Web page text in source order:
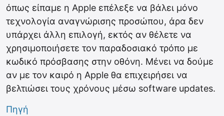
όπως είπαμε η Apple επέλεξε να βάλει μόνο
τεχνολογία αναγνώρισης προσώπου, άρα δεν
υπάρχει άλλη επιλογή, εκτός αν θέλετε να
χρησιμοποιήσετε τον παραδοσιακό τρόπο με
κωδικό πρόσβασης στην οθόνη. Μένει να δούμε
αν με τον καιρό η Apple θα επιχειρήσει να
βελτιώσει τους χρόνους μέσω software updates.
Πηγή